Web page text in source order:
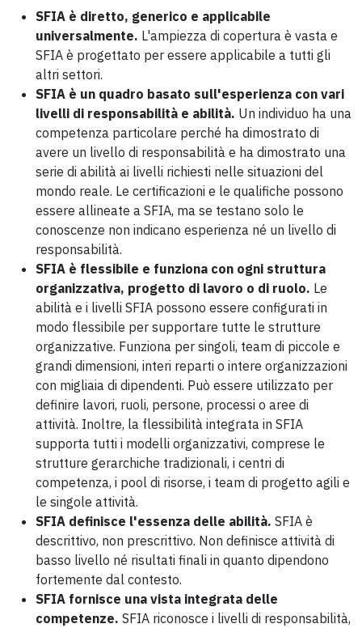
SFIA è diretto, generico e applicabile
universalmente. L'ampiezza di copertura è vasta e
SFIA è progettato per essere applicabile a tutti gli
altri settori.
SFIA è un quadro basato sull'esperienza con vari
livelli di responsabilità e abilità. Un individuo ha una
competenza particolare perché ha dimostrato di
avere un livello di responsabilità e ha dimostrato una
serie di abilità ai livelli richiesti nelle situazioni del
mondo reale. Le certificazioni e le qualifiche possono
essere allineate a SFIA, ma se testano solo le
conoscenze non indicano esperienza né un livello di
responsabilità.
SFIA è flessibile e funziona con ogni struttura
organizzativa, progetto di lavoro o di ruolo. Le
abilità e i livelli SFIA possono essere configurati in
modo flessibile per supportare tutte le strutture
organizzative. Funziona per singoli, team di piccole e
grandi dimensioni, interi reparti o intere organizzazioni
con migliaia di dipendenti. Può essere utilizzato per
definire lavori, ruoli, persone, processi o aree di
attività. Inoltre, la flessibilità integrata in SFIA
supporta tutti i modelli organizzativi, comprese le
strutture gerarchiche tradizionali, i centri di
competenza, i pool di risorse, i team di progetto agili e
le singole attività.
SFIA definisce l'essenza delle abilità. SFIA è
descrittivo, non prescrittivo. Non definisce attività di
basso livello né risultati finali in quanto dipendono
fortemente dal contesto.
SFIA fornisce una vista integrata delle
competenze. SFIA riconosce i livelli di responsabilità,